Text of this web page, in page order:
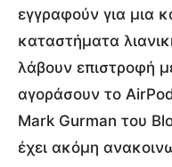
εγγραφούν για μια
καταστήματα
λάβουν επιστροφή
αγοράσουν το
Mark Gurman του
έχει ακόμη